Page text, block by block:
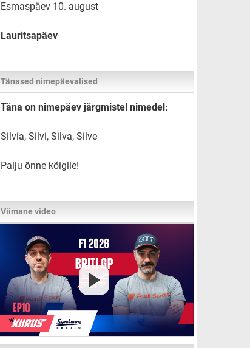
Esmaspäev 10. august
Lauritsapäev
Tänased nimepäevalised
Täna on nimepäev järgmistel nimedel:
Silvia, Silvi, Silva, Silve
Palju õnne kõigile!
Viimane video